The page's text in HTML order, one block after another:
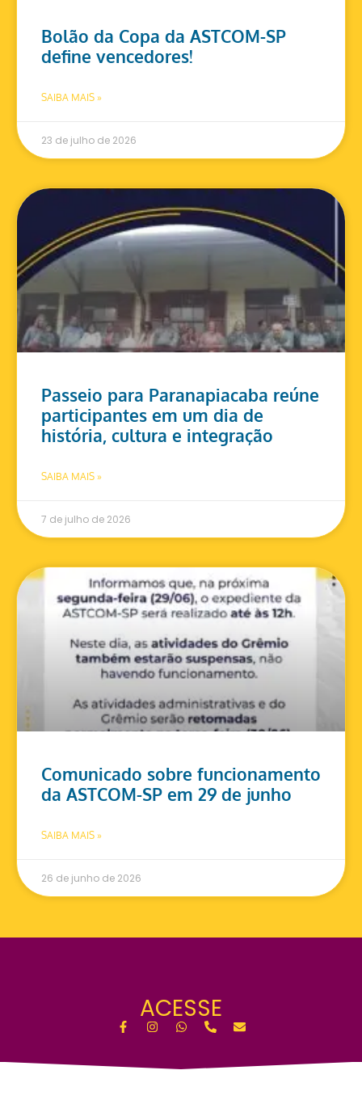
Bolão da Copa da ASTCOM-SP
define vencedores!
SAIBA MAIS »
23 de julho de 2026
Passeio para Paranapiacaba reúne
participantes em um dia de
história, cultura e integração
SAIBA MAIS »
7 de julho de 2026
Comunicado sobre funcionamento
da ASTCOM-SP em 29 de junho
SAIBA MAIS »
26 de junho de 2026
ACESSE